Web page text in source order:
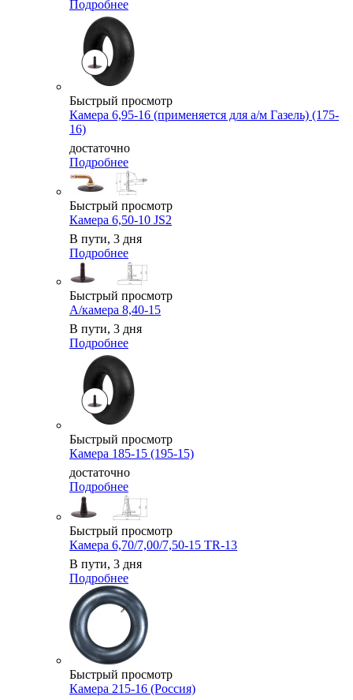
Подробнее
Быстрый просмотр
Камера 6,95-16 (применяется для а/м Газель) (175-
16)
достаточно
Подробнее
Быстрый просмотр
Камера 6,50-10 JS2
В пути, 3 дня
Подробнее
Быстрый просмотр
А/камера 8,40-15
В пути, 3 дня
Подробнее
Быстрый просмотр
Камера 185-15 (195-15)
достаточно
Подробнее
Быстрый просмотр
Камера 6,70/7,00/7,50-15 TR-13
В пути, 3 дня
Подробнее
Быстрый просмотр
Камера 215-16 (Россия)